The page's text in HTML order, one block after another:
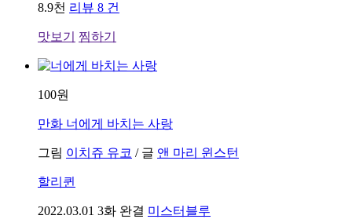
8.9천 리뷰 8 건
맛보기 찜하기
100원
만화 너에게 바치는 사랑
그림 이치쥬 유코 / 글 앤 마리 윈스턴
할리퀸
2022.03.01 3화 완결 미스터블루